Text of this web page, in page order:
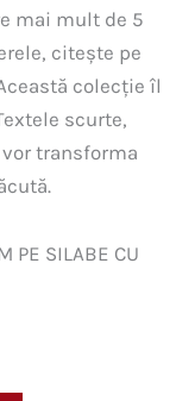
mai mult de 5
citește pe
colecție îl
scurte,
transforma
PE SILABE CU